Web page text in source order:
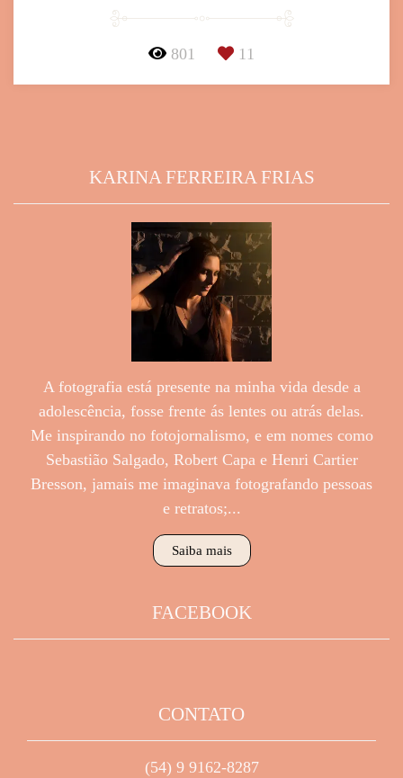
801 11
KARINA FERREIRA FRIAS
A fotografia está presente na minha vida desde a
adolescência, fosse frente ás lentes ou atrás delas.
Me inspirando no fotojornalismo, e em nomes como
Sebastião Salgado, Robert Capa e Henri Cartier
Bresson, jamais me imaginava fotografando pessoas
e retratos;...
Saiba mais
FACEBOOK
CONTATO
(54) 9 9162-8287